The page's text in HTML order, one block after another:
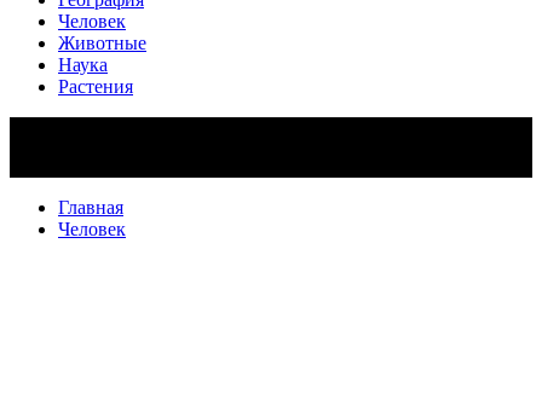
Человек
Животные
Наука
Растения
Главная
Человек